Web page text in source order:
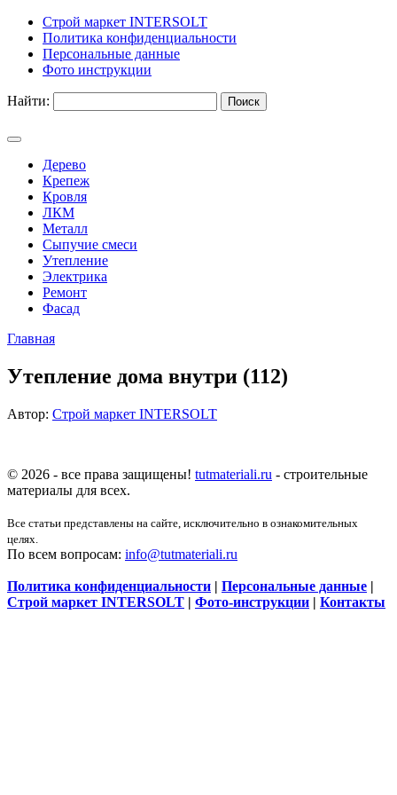
Строй маркет INTERSOLT
Политика конфиденциальности
Персональные данные
Фото инструкции
Найти:
Дерево
Крепеж
Кровля
ЛКМ
Металл
Сыпучие смеси
Утепление
Электрика
Ремонт
Фасад
Главная
Утепление дома внутри (112)
Автор: Строй маркет INTERSOLT
© 2026 - все права защищены! tutmateriali.ru - строительные
материалы для всех.
Все статьи представлены на сайте, исключительно в ознакомительных
целях.
По всем вопросам: info@tutmateriali.ru
Политика конфиденциальности | Персональные данные |
Строй маркет INTERSOLT | Фото-инструкции | Контакты